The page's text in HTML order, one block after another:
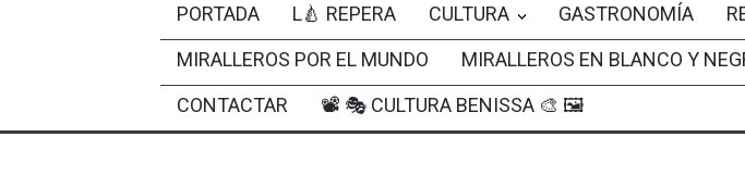
PORTADA L🍐 REPERA CULTURA GASTRONOMÍA
MIRALLEROS POR EL MUNDO
MIRALLEROS EN BLANCO Y
CONTACTAR
📽 🎭 CULTURA BENISSA 🎨 🖼